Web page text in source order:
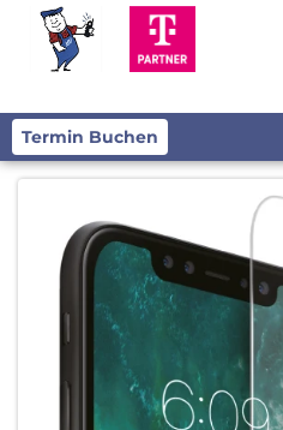
Termin Buchen